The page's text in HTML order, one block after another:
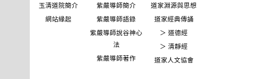
玉清道院簡介
網站緣起
紫嚴導師簡介
紫嚴導師語錄
紫嚴導師說谷神心
法
紫嚴導師著作
道家淵源與思想
道家經典傳誦
＞ 道德經
＞ 清靜經
道家人文協會